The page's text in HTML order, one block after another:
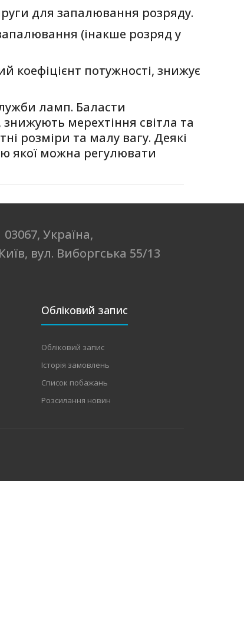
живленні від мережі постійного та змінного с..
Переваги продукту Одночасний світловий потік
при живленні від мережі постійного та змінного с..
Переваги продукту Одночасний світловий потік
Переваги продукту Одночасний світловий потік
для запалювання розряду.
(інакше розряд у
коефіцієнт потужності, знижує
ламп. Баласти
мерехтіння світла та
розміри та малу вагу. Деякі
якої можна регулювати
03067, Україна,
вул. Виборгська 55/13
Обліковий запис
Обліковий запис
Історія замовлень
Список побажань
Розсилання новин